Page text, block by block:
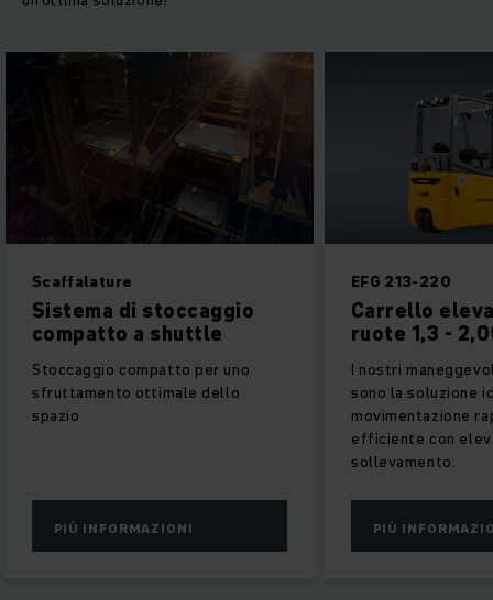
Scaffalature
Sistema di stoccaggio
compatto a shuttle
Stoccaggio compatto per uno
sfruttamento ottimale dello
spazio
PIÙ INFORMAZIONI
EFG 213-220
Carrello
ruote 1,3 -
I nostri
sono la soluzione
movimentazione
efficiente con
sollevamento.
PIÙ